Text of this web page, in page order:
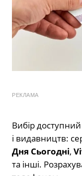
РЕКЛАМА
Вибір
і видавництв:
Дня Сьогодні,
та інші.